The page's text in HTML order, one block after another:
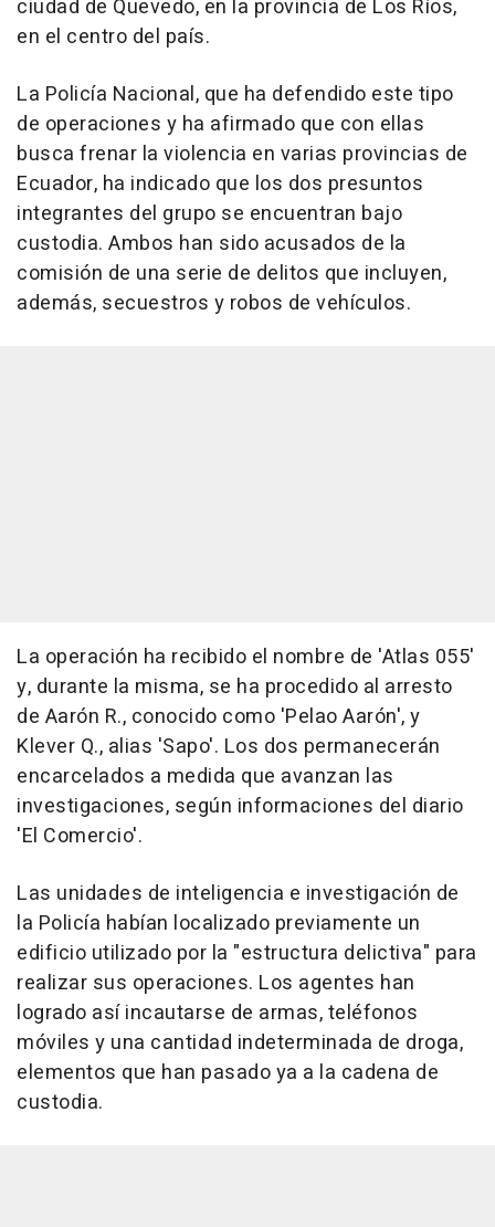
ciudad de Quevedo, en la provincia de Los Ríos,
en el centro del país.
La Policía Nacional, que ha defendido este tipo
de operaciones y ha afirmado que con ellas
busca frenar la violencia en varias provincias de
Ecuador, ha indicado que los dos presuntos
integrantes del grupo se encuentran bajo
custodia. Ambos han sido acusados de la
comisión de una serie de delitos que incluyen,
además, secuestros y robos de vehículos.
La operación ha recibido el nombre de 'Atlas 055'
y, durante la misma, se ha procedido al arresto
de Aarón R., conocido como 'Pelao Aarón', y
Klever Q., alias 'Sapo'. Los dos permanecerán
encarcelados a medida que avanzan las
investigaciones, según informaciones del diario
'El Comercio'.
Las unidades de inteligencia e investigación de
la Policía habían localizado previamente un
edificio utilizado por la "estructura delictiva" para
realizar sus operaciones. Los agentes han
logrado así incautarse de armas, teléfonos
móviles y una cantidad indeterminada de droga,
elementos que han pasado ya a la cadena de
custodia.